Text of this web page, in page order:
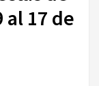
al 17 de